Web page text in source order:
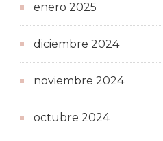
enero 2025
diciembre 2024
noviembre 2024
octubre 2024